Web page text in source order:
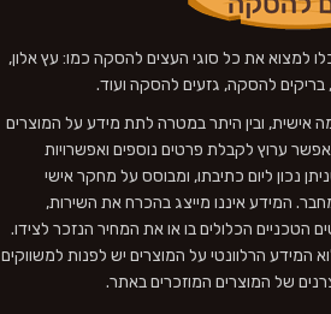
למצוא את כל סוגי העצים להסקה כמו: עץ אלון,
בריקים להסקה, גזעים להסקה ועוד.
אישית, ובין היתר במטרה לתת מידע על המוצרים
ערוץ לקבלת פרטים נוספים ואפשרויות
נכון ליום כתיבתו, ומבוסס על מחקר אישי
המידע איננו מייצג בהכרח את השירות,
הטכניים הכלולים בו או את המחיר הנזכר לצידו.
המידע הרלוונטי על המוצרים יש לפנות למשווקים
של המוצרים המוזכרים באתר.